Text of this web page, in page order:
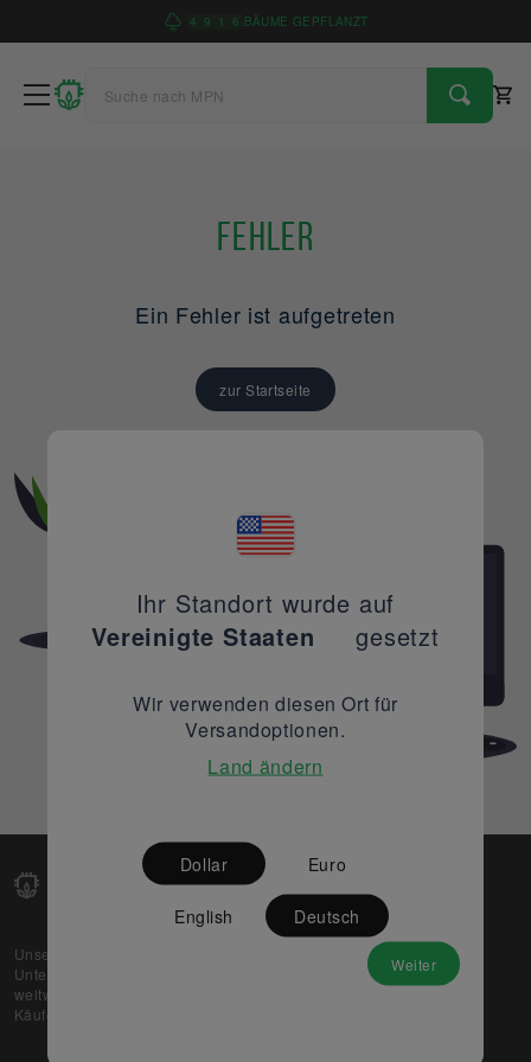
4 9 1 6 BÄUME GEPFLANZT
Fehler
Ein Fehler ist aufgetreten
zur Startseite
Unsere Web-Plattform unterstützt OEM- und EMS-
Unternehmen dabei, ihre überschüssigen Lagerbestände
weltweit zu verkaufen und gleichzeitig den potenziellen
Käufern beste Preise und Qualität zu bieten.
Partner
Ihr Standort wurde auf
Vereinigte Staaten
gesetzt
Wir verwenden diesen Ort für
Versandoptionen.
Land ändern
Dollar Euro
English Deutsch
Weiter